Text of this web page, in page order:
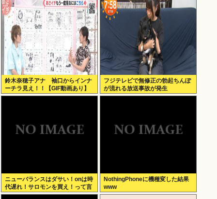
良い”と、強まる福祉活動への思
い
鈴木奈穂子アナ 袖口からインナ
ーチラ見え！！【GIF動画あり】
フジテレビで無修正の勃起ちんぽ
が流れる放送事故が発生
ニューバランスはダサい！onは時
代遅れ！サロモンを買え！って言
われたから買ったんやが
NothingPhoneに機種変した結果
www